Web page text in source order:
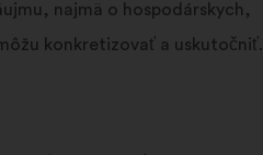
najmä o hospodárskych,
konkretizovať a uskutočniť.